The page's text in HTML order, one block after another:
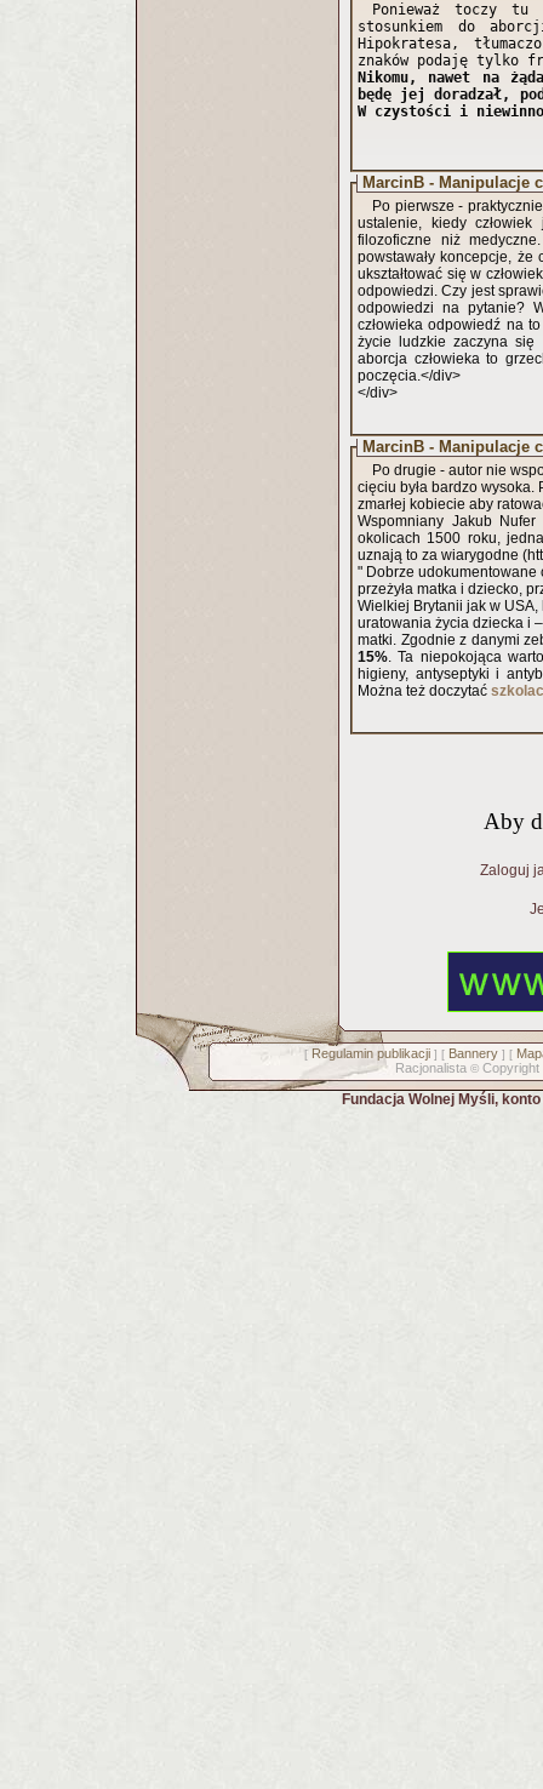
Ponieważ toczy
stosunkiem do
Hipokratesa,
znaków podaję tylko
Nikomu, nawet na
będę jej doradzał,
W czystości i
MarcinB - Manipulacje
Po pierwsze -
ustalenie, kiedy
filozoficzne niż
powstawały koncepcje, że
ukształtować się w
odpowiedzi. Czy jest
odpowiedzi na pytanie?
człowieka odpowiedź na
życie ludzkie zaczyna się
aborcja człowieka to
poczęcia.</div>
</div>
MarcinB - Manipulacje
Po drugie - autor nie
cięciu była bardzo
zmarłej kobiecie aby
Wspomniany Jakub
okolicach 1500 roku,
uznają to za wiarygodne
" Dobrze
przeżyła matka i dziecko,
Wielkiej Brytanii jak w
uratowania życia dziecka i
matki. Zgodnie z danymi
15%. Ta niepokojąca
Można też doczytać
Aby
Zaloguj
[ Regulamin publikacji] [ Bannery] [
Racjonalista © Copyright
Fundacja Wolnej Myśli,